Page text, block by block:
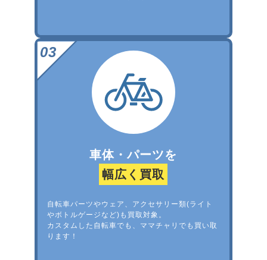
車体・パーツを
幅広く買取
自転車パーツやウェア、アクセサリー類(ライト
やボトルゲージなど)も買取対象。
カスタムした自転車でも、ママチャリでも買い取
ります！